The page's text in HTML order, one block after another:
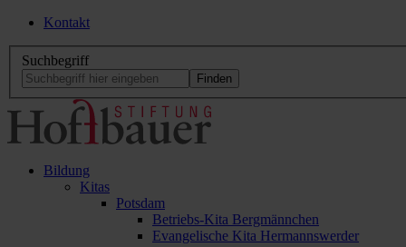
Kontakt
Suchbegriff
Bildung
Kitas
Potsdam
Betriebs-Kita Bergmännchen
Evangelische Kita Hermannswerder